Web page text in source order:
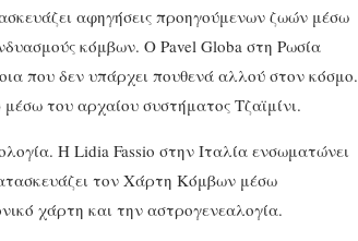
αφηγήσεις προηγούμενων ζωών μέσω
κόμβων. Ο Pavel Globa στη Ρωσία
που δεν υπάρχει πουθενά αλλού στον κόσμο.
του αρχαίου συστήματος Τζαϊμίνι.
Η Lidia Fassio στην Ιταλία ενσωματώνει
τον Χάρτη Κόμβων μέσω
χάρτη και την αστρογενεαλογία.